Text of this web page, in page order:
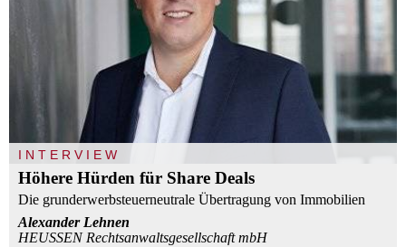
INTERVIEW
Höhere Hürden für Share Deals
Die grunderwerbsteuerneutrale Übertragung von Immobilien
Alexander Lehnen
HEUSSEN Rechtsanwaltsgesellschaft mbH